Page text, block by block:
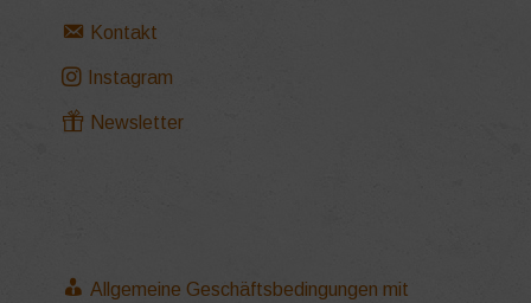
Kontakt
Instagram
Newsletter
Allgemeine Geschäftsbedingungen mit